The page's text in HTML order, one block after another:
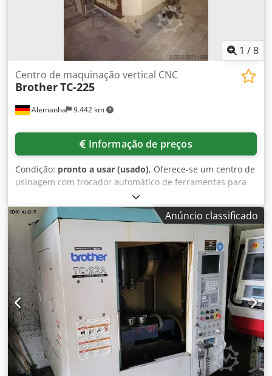
1 /8
Alemanha 9.442 km
Centro de maquinação vertical CNC
BrotherTC-225
Informação de preços
Condição: pronto a usar (usado), Oferece-se um centro de
usinagem com trocador automático de ferramentas para
10 ferramentas. Área útil da mesa X/Y: 600mm/300mm,
percursos X/Y/Z: aprox. 420mm/300mm/250mm, rotação do
spindle: 6000 rpm. Porta-ferramentas: BT30. Comando:
Brother CNC-400, peso da máquina: aprox. 2000 kg, inclui
manual. Inspeção possível mediante acordo. Dkodpfx Asx
Ecu Eof Tor
Anúncio classificado